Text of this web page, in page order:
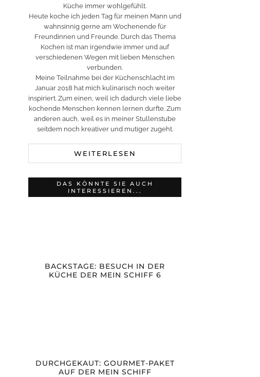
Küche immer wohlgefühlt.
Heute koche ich jeden Tag für meinen Mann und
wahnsinnig gerne am Wochenende für
Freundinnen und Freunde. Durch das Thema
Kochen ist man irgendwie immer und auf
verschiedenen Wegen mit lieben Menschen
verbunden.
Meine Teilnahme bei der Küchenschlacht im
Januar 2018 hat mich kulinarisch noch weiter
inspiriert. Zum einen, weil ich dadurch viele liebe
kochende Menschen kennen lernen durfte. Zum
anderen auch, weil es in meiner Stullenstube
seitdem noch kreativer und mutiger zugeht.
WEITERLESEN
DAS KÖNNTE SIE AUCH
INTERESSIEREN...
BACKSTAGE: BESUCH IN DER
KÜCHE DER MEIN SCHIFF 6
DURCHGEKAUT: GOURMET-PAKET
AUF DER MEIN SCHIFF